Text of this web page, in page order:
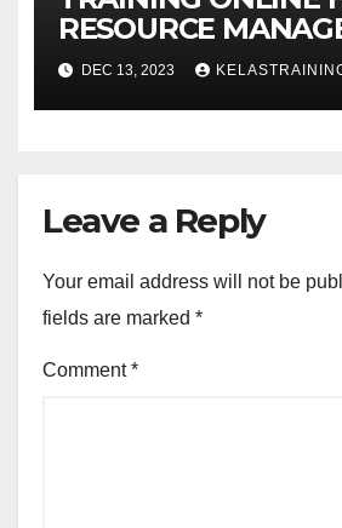
RESOURCE
DEC 13, 2023
Leave a Reply
Your email address will not be
fields are marked *
Comment*